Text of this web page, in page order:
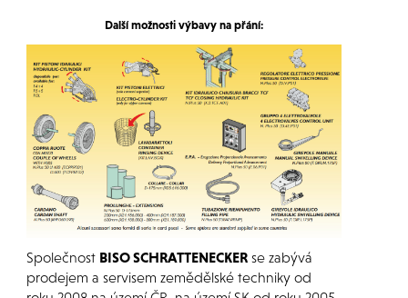
Další možnosti výbavy na přání:
Společnost BISO SCHRATTENECKERse zabývá
prodejem a servisem zemědělské techniky od